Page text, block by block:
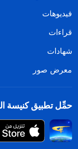
فيديوهات
قراءات
شهادات
معرض صور
حمِّل تطبيق كنيسة